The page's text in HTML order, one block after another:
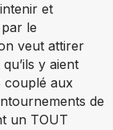
et
le
veut attirer
y aient
couplé aux
de
un TOUT